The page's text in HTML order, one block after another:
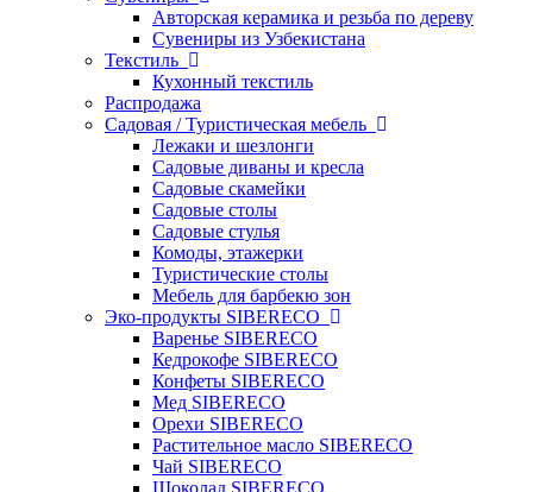
Авторская керамика и резьба по дереву
Сувениры из Узбекистана
Текстиль
Кухонный текстиль
Распродажа
Садовая / Туристическая мебель
Лежаки и шезлонги
Садовые диваны и кресла
Садовые скамейки
Садовые столы
Садовые стулья
Комоды, этажерки
Туристические столы
Мебель для барбекю зон
Эко-продукты SIBERECO
Варенье SIBERECO
Кедрокофе SIBERECO
Конфеты SIBERECO
Мед SIBERECO
Орехи SIBERECO
Растительное масло SIBERECO
Чай SIBERECO
Шоколад SIBERECO